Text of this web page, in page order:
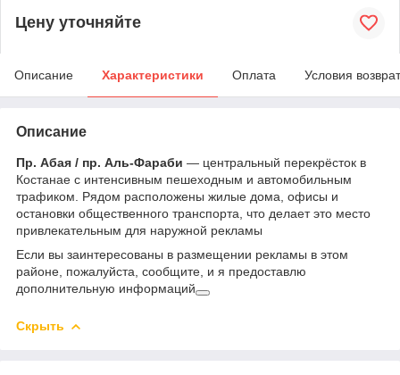
Цену уточняйте
Описание Характеристики Оплата Условия
Описание
Пр. Абая / пр. Аль-Фараби — центральный перекрёсток в
Костанае с интенсивным пешеходным и автомобильным
трафиком. Рядом расположены жилые дома, офисы и
остановки общественного транспорта, что делает это место
привлекательным для наружной рекламы
Если вы заинтересованы в размещении рекламы в этом
районе, пожалуйста, сообщите, и я предоставлю
дополнительную информаций
Скрыть